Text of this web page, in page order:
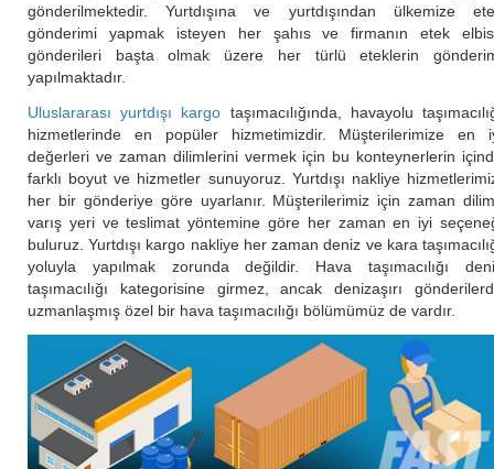
gönderilmektedir. Yurtdışına ve yurtdışından ülkemize
gönderimi yapmak isteyen her şahıs ve firmanın etek
gönderileri başta olmak üzere her türlü eteklerin
yapılmaktadır.
Uluslararası yurtdışı kargo taşımacılığında, havayolu
hizmetlerinde en popüler hizmetimizdir. Müşterilerimize en
değerleri ve zaman dilimlerini vermek için bu konteynerlerin
farklı boyut ve hizmetler sunuyoruz. Yurtdışı nakliye
her bir gönderiye göre uyarlanır. Müşterilerimiz için zaman
varış yeri ve teslimat yöntemine göre her zaman en iyi
buluruz. Yurtdışı kargo nakliye her zaman deniz ve kara
yoluyla yapılmak zorunda değildir. Hava taşımacılığı
taşımacılığı kategorisine girmez, ancak denizaşırı
uzmanlaşmış özel bir hava taşımacılığı bölümümüz de vardır.